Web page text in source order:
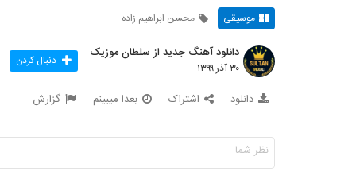
موسیقی محسن ابراهیم زاده
دانلود آهنگ جدید از سلطان موزیک
۳۰ آذر ۱۳۹۹ دنبال کردن
دانلود اشتراک بعدا میبینم گزارش